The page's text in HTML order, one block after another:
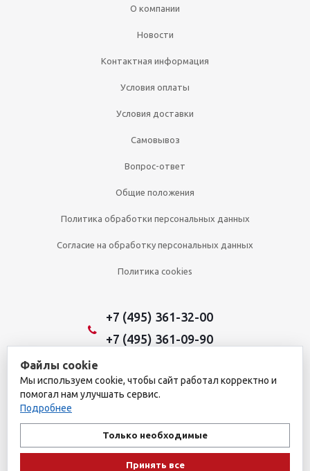
О компании
Новости
Контактная информация
Условия оплаты
Условия доставки
Самовывоз
Вопрос-ответ
Общие положения
Политика обработки персональных данных
Согласие на обработку персональных данных
Политика cookies
+7 (495) 361-32-00
+7 (495) 361-09-90
2026 © Уникальный интернет-магазин
Обращаем ваше внимание на то, что данный интернет-сайт носит
условиях не является публичной офертой, определяемой
положениями пункта 1 статьи 437 Гражданского кодекса
Российской Федерации. Для получения подробной информации о
Файлы cookie
Мы используем cookie, чтобы сайт работал корректно и
помогал нам улучшать сервис.
Подробнее
Только необходимые
Принять все